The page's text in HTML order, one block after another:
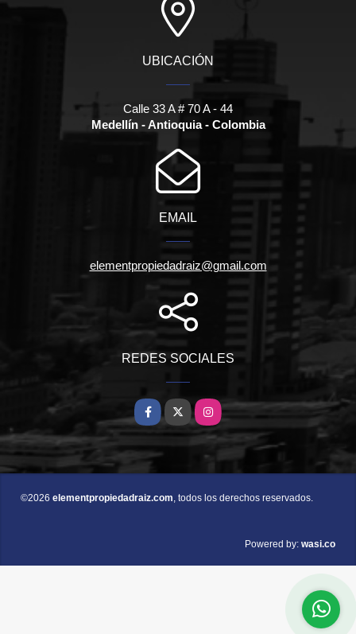
UBICACIÓN
Calle 33 A # 70 A - 44
Medellín - Antioquia - Colombia
EMAIL
elementpropiedadraiz@gmail.com
REDES SOCIALES
Facebook
X Instagram
©2026 elementpropiedadraiz.com, todos los derechos reservados.
Powered by: wasi.co